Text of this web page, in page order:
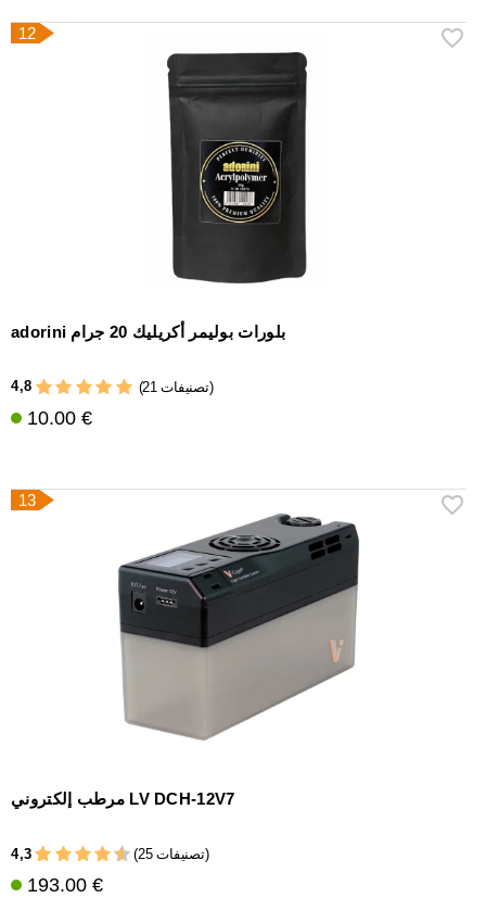
12
adorini بلورات بوليمر أكريليك 20 جرام
4,8 (21 تصنيفات)
10.00 €
13
مرطب إلكتروني LV DCH-12V7
4,3 (25 تصنيفات)
193.00 €